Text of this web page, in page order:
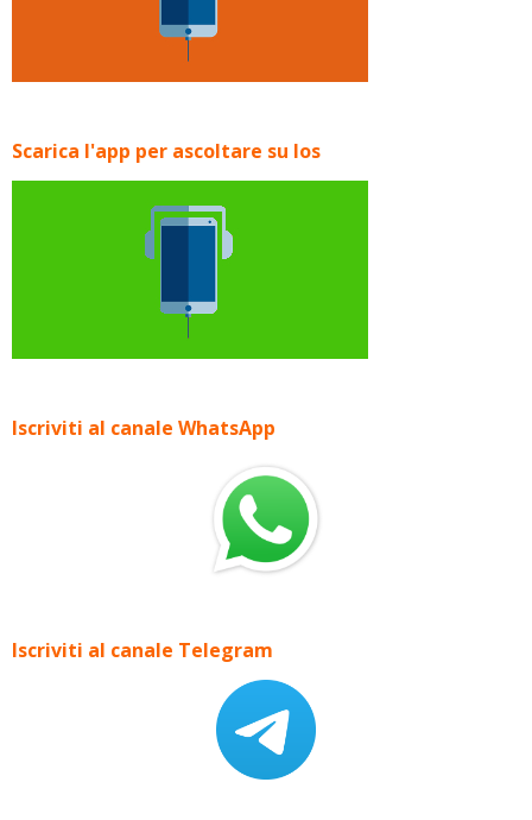
Scarica l'app per ascoltare su Ios
Iscriviti al canale WhatsApp
Iscriviti al canale Telegram